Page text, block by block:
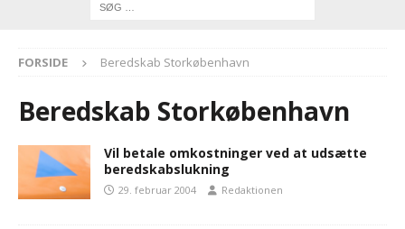
FORSIDE Beredskab Storkøbenhavn
Beredskab Storkøbenhavn
Vil betale omkostninger ved at udsætte
beredskabslukning
29. februar 2004 Redaktionen